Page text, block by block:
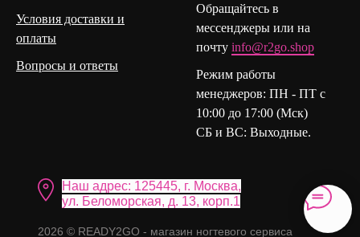
Условия доставки и
оплаты
Вопросы и ответы
Обращайтесь в
мессенджеры или на
почту info@r2go.shop
Режим работы
менеджеров: ПН - ПТ с
10:00 до 17:00 (Мск)
СБ и ВС: Выходные.
Наш адрес: 125445, г. Москва,
ул. Бело морская, д. 13, корп.1
2026 © READY2GO - магазин ногтевого сервиса